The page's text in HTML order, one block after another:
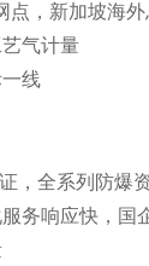
点，新加坡海
气计量
线
，全系列防爆
务响应快，国